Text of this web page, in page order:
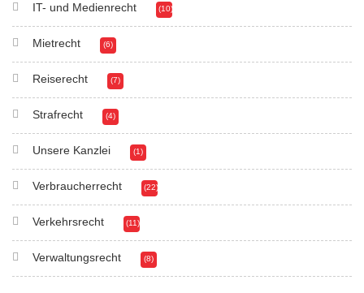
IT- und Medienrecht (10)
Mietrecht (6)
Reiserecht (7)
Strafrecht (4)
Unsere Kanzlei (1)
Verbraucherrecht (22)
Verkehrsrecht (11)
Verwaltungsrecht (8)